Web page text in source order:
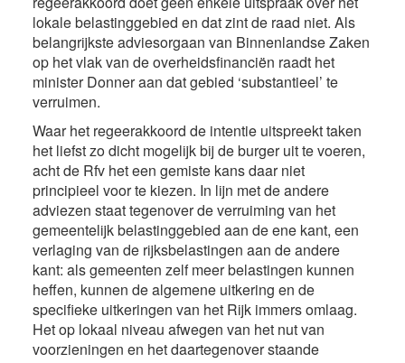
lokale belastinggebied en dat zint de raad niet. Als
belangrijkste adviesorgaan van Binnenlandse Zaken
op het vlak van de overheidsfinanciën raadt het
minister Donner aan dat gebied ‘substantieel’ te
verruimen.
Waar het regeerakkoord de intentie uitspreekt taken
het liefst zo dicht mogelijk bij de burger uit te voeren,
acht de Rfv het een gemiste kans daar niet
principieel voor te kiezen. In lijn met de andere
adviezen staat tegenover de verruiming van het
gemeentelijk belastinggebied aan de ene kant, een
verlaging van de rijksbelastingen aan de andere
kant: als gemeenten zelf meer belastingen kunnen
heffen, kunnen de algemene uitkering en de
specifieke uitkeringen van het Rijk immers omlaag.
Het op lokaal niveau afwegen van het nut van
voorzieningen en het daartegenover staande